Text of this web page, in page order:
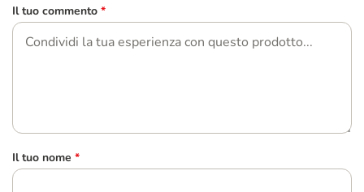
Il tuo commento *
Il tuo nome *